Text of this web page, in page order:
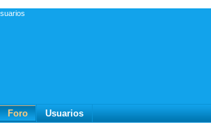
Foro Usuarios